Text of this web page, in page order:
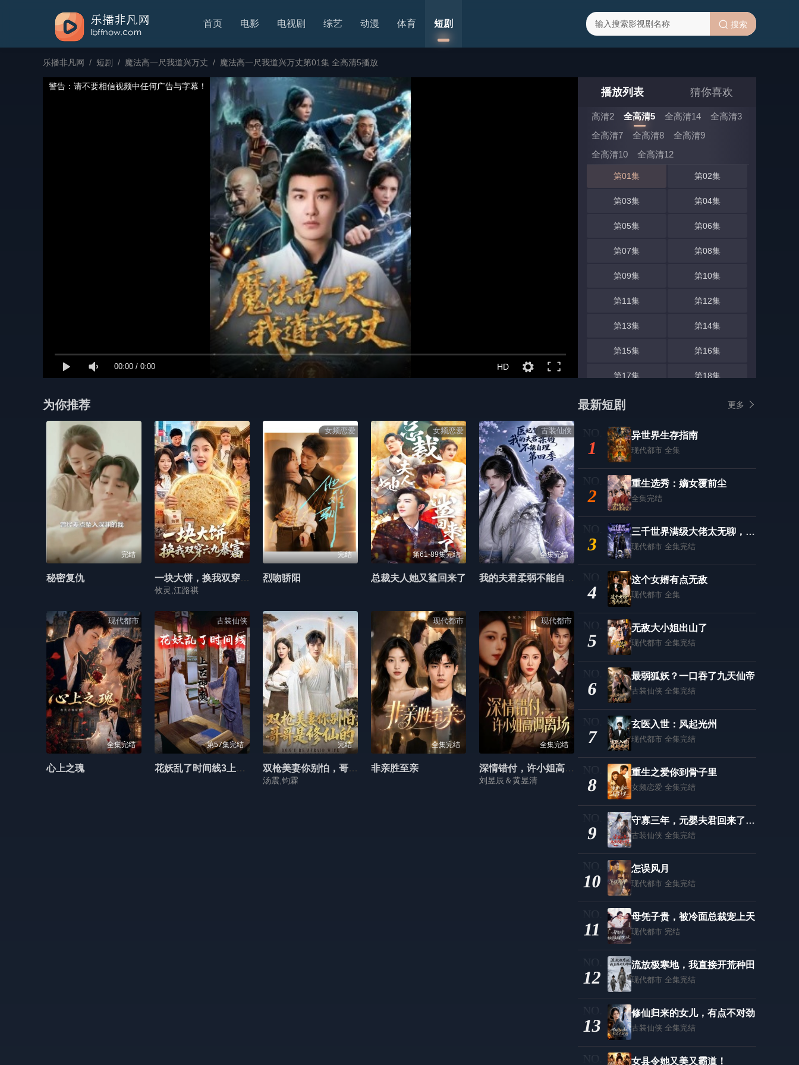
首页 电影 电视剧 综艺 动漫 体育 短剧 搜索
乐播非凡网 / 短剧 / 魔法高一尺我道兴万丈 / 魔法高一尺我道兴万丈第01集 全高清5播放
00:00 / 0:00 HD
警告：请不要相信视频中任何广告与字幕！ 播放列表 猜你喜欢
高清2 全高清5 全高清14
全高清3
全高清7
全高清8
全高清9
全高清10
全高清12
全高清5 选集 (共70集)
第01集 第02集
第03集 第04集
第05集 第06集
第07集 第08集
第09集 第10集
第11集 第12集
第13集 第14集
第15集 第16集
第17集 第18集
第19集
第21集
第23集
第25集
第27集
第29集 第30集
第31集 第32集
第33集 第34集
第35集
第37集 第38集
第39集
第41集 第42集
第43集
第45集 第46集
第47集
第49集 第50集
第51集
第53集 第54集
第55集
第57集
第59集 第60集
第61集 第62集
第63集 第64集
第65集
第67集 第68集
第69集 第70集
为你推荐
完结
秘密复仇
完结
一块大饼，换我双穿六九暴富
攸灵,江路祺
女频恋爱
完结
烈吻骄阳
女频恋爱
第61-89集完结
总裁夫人她又鲨回来了
古装仙侠
全集完结
我的夫君柔弱不能自理第四季
现代都市
全集完结
心上之瑰
古装仙侠
第57集完结
花妖乱了时间线3上古神魔
完结
双枪美妻你别怕，哥哥是修仙的
汤震,钧霖
现代都市
全集完结
非亲胜至亲
现代都市
全集完结
深情错付，许小姐高调离场
刘昱辰＆黄昱清
最新短剧 更多
1
异世界生存指南
现代都市 全集
2
重生选秀：嫡女覆前尘
全集完结
3
三千世界满级大佬太无聊，星际篇
现代都市 全集完结
4
这个女婿有点无敌
现代都市 全集
5
无敌大小姐出山了
现代都市 全集完结
6
最弱狐妖？一口吞了九天仙帝
古装仙侠 全集完结
7
玄医入世：风起光州
现代都市 全集完结
8
重生之爱你到骨子里
女频恋爱 全集完结
9
守寡三年，元婴夫君回来了第二季
古装仙侠 全集完结
10
怎误风月
现代都市 全集完结
11
母凭子贵，被冷面总裁宠上天
现代都市 完结
12
流放极寒地，我直接开荒种田
现代都市 全集完结
13
修仙归来的女儿，有点不对劲
古装仙侠 全集完结
女县令她又美又霸道！